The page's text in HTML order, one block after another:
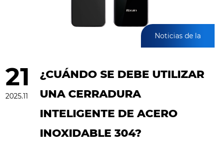
Noticias de la
21
2025.11
¿CUÁNDO SE DEBE UTILIZAR
UNA CERRADURA
INTELIGENTE DE ACERO
INOXIDABLE 304?